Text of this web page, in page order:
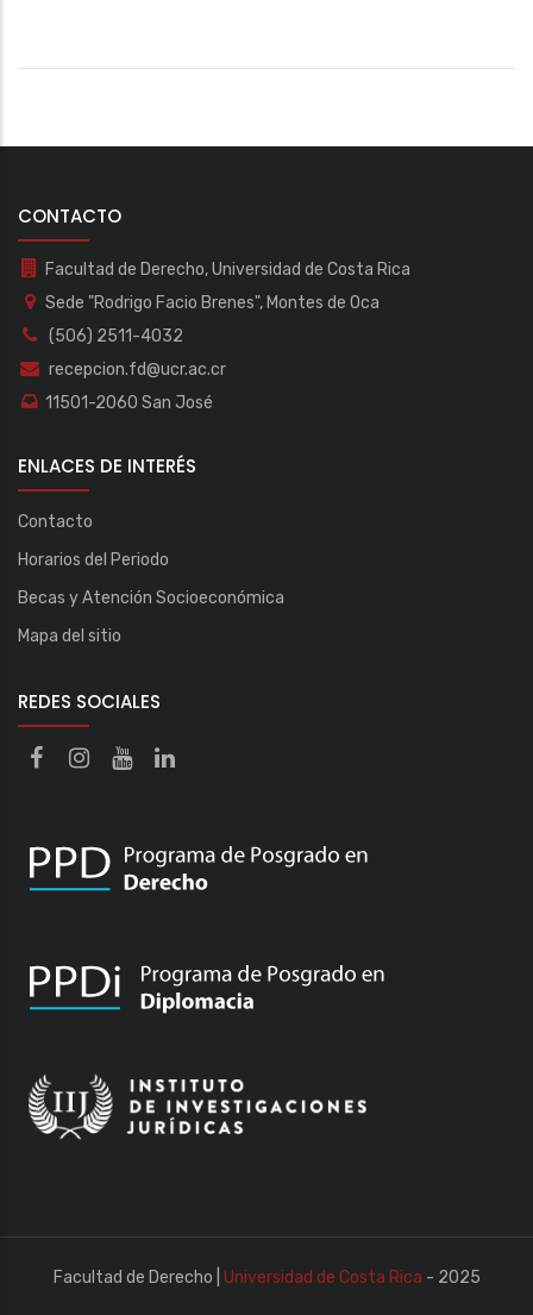
CONTACTO
Facultad de Derecho, Universidad de Costa Rica
Sede "Rodrigo Facio Brenes", Montes de Oca
(506) 2511-4032
recepcion.fd@ucr.ac.cr
11501-2060 San José
ENLACES DE INTERÉS
Contacto
Horarios del Periodo
Becas y Atención Socioeconómica
Mapa del sitio
REDES SOCIALES
Facultad de Derecho | Universidad de Costa Rica - 2025